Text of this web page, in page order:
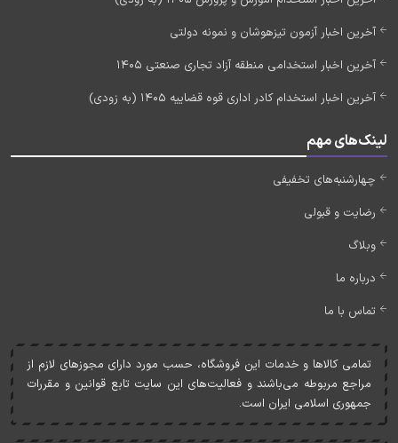
آخرین اخبار آزمون تیزهوشان و نمونه دولتی
آخرین اخبار استخدامی منطقه آزاد تجاری صنعتی 1405
آخرین اخبار استخدام کادر اداری قوه قضاییه 1405 (به زودی)
لینک‌های مهم
چهارشنبه‌های تخفیفی
رضایت و قبولی
وبلاگ
درباره ما
تماس با ما
تمامی کالاها و خدمات اين فروشگاه، حسب مورد دارای مجوزهای لازم از
مراجع مربوطه می‌باشند و فعاليت‌های اين سايت تابع قوانين و مقررات
جمهوری اسلامی ايران است.